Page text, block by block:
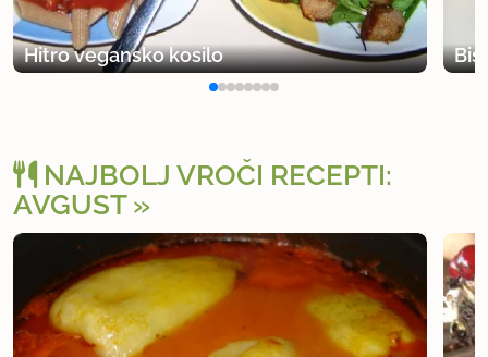
Hitro vegansko kosilo
NAJBOLJ VROČI RECEPTI:
AVGUST